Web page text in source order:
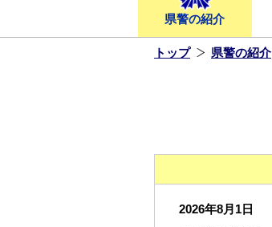
県警の紹介
トップ 県警の紹介
2026年8月1日